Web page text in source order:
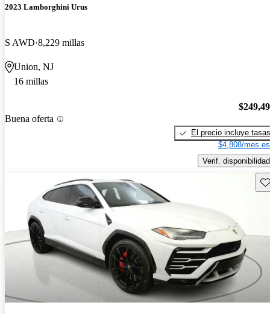
2023 Lamborghini Urus
S AWD 8,229 millas
Union, NJ
16 millas
Buena oferta
El precio incluye tasas
$4,808/mes
Verif. disponibilidad